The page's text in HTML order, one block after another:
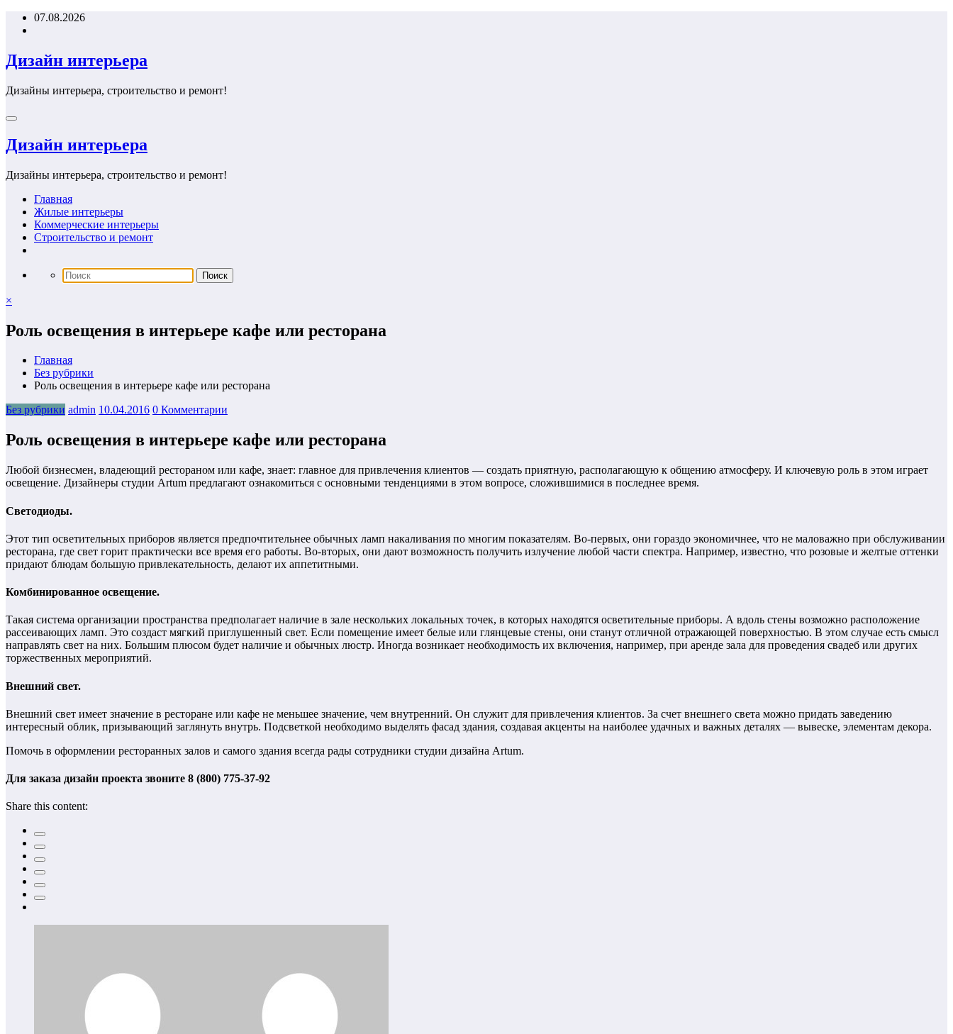
Перейти07.08.2026
Дизайн интерьера
Дизайны интерьера, строительство и ремонт!
Дизайн интерьера
Дизайны интерьера, строительство и ремонт!
Главная
Жилые интерьеры
Коммерческие интерьеры
Строительство и ремонт
×
Роль освещения в интерьере кафе или ресторана
Главная
Без рубрики
Роль освещения в интерьере кафе или ресторана
Без рубрики admin 10.04.2016 0 Комментарии
Роль освещения в интерьере кафе или ресторана
Любой бизнесмен, владеющий рестораном или кафе, знает: главное для привлечения клиентов — создать приятную, располагающую к общению атмосферу. И ключевую роль в этом играет
освещение. Дизайнеры студии Artum предлагают ознакомиться с основными тенденциями в этом вопросе, сложившимися в последнее время.
Светодиоды.
Этот тип осветительных приборов является предпочтительнее обычных ламп накаливания по многим показателям. Во-первых, они гораздо экономичнее, что не маловажно при обслуживании
ресторана, где свет горит практически все время его работы. Во-вторых, они дают возможность получить излучение любой части спектра. Например, известно, что розовые и желтые оттенки
придают блюдам большую привлекательность, делают их аппетитными.
Комбинированное освещение.
Такая система организации пространства предполагает наличие в зале нескольких локальных точек, в которых находятся осветительные приборы. А вдоль стены возможно расположение
рассеивающих ламп. Это создаст мягкий приглушенный свет. Если помещение имеет белые или глянцевые стены, они станут отличной отражающей поверхностью. В этом случае есть смысл
направлять свет на них. Большим плюсом будет наличие и обычных люстр. Иногда возникает необходимость их включения, например, при аренде зала для проведения свадеб или других
торжественных мероприятий.
Внешний свет.
Внешний свет имеет значение в ресторане или кафе не меньшее значение, чем внутренний. Он служит для привлечения клиентов. За счет внешнего света можно придать заведению
интересный облик, призывающий заглянуть внутрь. Подсветкой необходимо выделять фасад здания, создавая акценты на наиболее удачных и важных деталях — вывеске, элементам декора.
Помочь в оформлении ресторанных залов и самого здания всегда рады сотрудники студии дизайна Artum.
Для заказа дизайн проекта звоните 8 (800) 775-37-92
Share this content: